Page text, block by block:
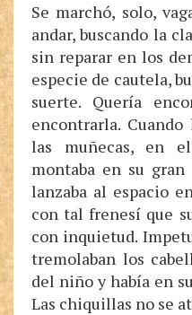
Se marchó, solo,
andar, buscando la
sin reparar en los
especie de cautela,
suerte. Quería
encontrarla.
las muñecas, en
montaba en su
lanzaba al espacio
con tal frenesí que
con inquietud.
tremolaban los
del niño y había en
Las chiquillas no se